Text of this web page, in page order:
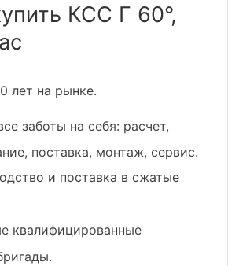
КСС Г 60°,
лет на рынке.
заботы на себя: расчет,
поставка, монтаж, сервис.
и поставка в сжатые
квалифицированные